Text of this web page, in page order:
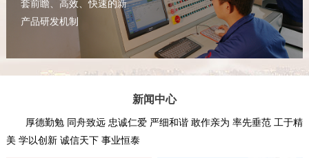
套前瞻、高效、快速的新
产品研发机制
新闻中心
厚德勤勉 同舟致远 忠诚仁爱 严细和谐 敢作亲为 率先垂范 工于精
美 学以创新 诚信天下 事业恒泰